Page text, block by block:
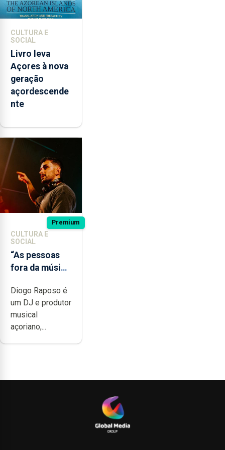
CULTURA E
SOCIAL
Livro leva
Açores à nova
geração
açordescende
nte
Premium
CULTURA E
SOCIAL
“As pessoas
fora da música
noção do quão
difícil é
produzir uma
música”
Diogo Raposo é
um DJ e produtor
musical
açoriano,...